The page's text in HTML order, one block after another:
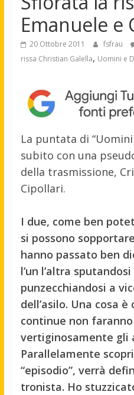
Emanuele e
20 Ottobre 2011 fsfrau
rissa Christian Galella, Uomini e
La puntata di
subito con una
della trasmissione,
Cipollari.
I due, come ben
si possono
hanno passato ben
l’un l’altra
punzecchiandosi a
dell’asilo. Una cosa
continue non
vertiginosamente gli
Parallelamente
“episodio”, verrà
tronista. Ho